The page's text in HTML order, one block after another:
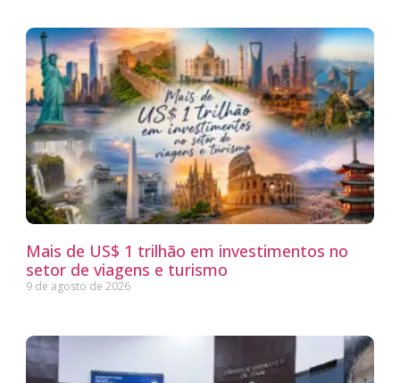
Mais de US$ 1 trilhão em investimentos no
setor de viagens e turismo
9 de agosto de 2026